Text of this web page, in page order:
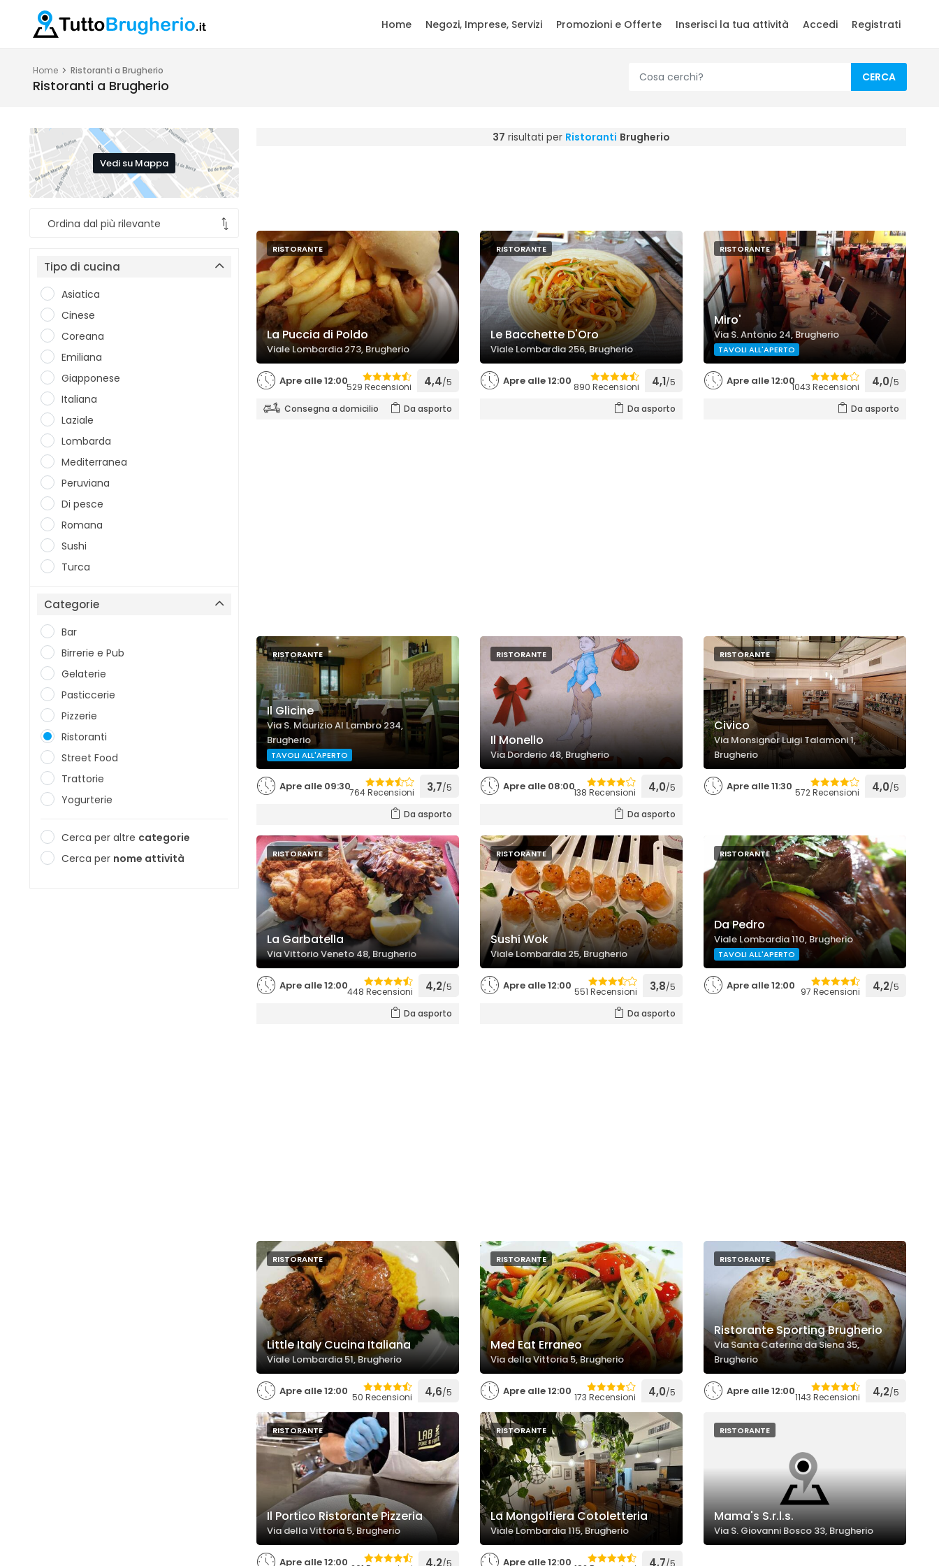
Home Negozi, Imprese, Servizi Promozioni e Offerte Inserisci la tua attività Accedi Registrati
Home Ristoranti a Brugherio
Ristoranti a Brugherio
CERCA
Vedi su Mappa
Tipo di cucina
Asiatica
Cinese
Coreana
Emiliana
Giapponese
Italiana
Laziale
Lombarda
Mediterranea
Peruviana
Di pesce
Romana
Sushi
Turca
Categorie
Bar
Birrerie e Pub
Gelaterie
Pasticcerie
Pizzerie
Ristoranti
Street Food
Trattorie
Yogurterie
Cerca per altre categorie
Cerca per nome attività
37 risultati per Ristoranti Brugherio
RISTORANTE
La Puccia di Poldo
Viale Lombardia 273, Brugherio
Apre alle 12:00529 Recensioni 4,4/5
Consegna a domicilio Da asporto
RISTORANTE
Le Bacchette D'Oro
Viale Lombardia 256, Brugherio
Apre alle 12:00 890 Recensioni 4,1/5
Da asporto
RISTORANTE
Miro'
Via S. Antonio 24, Brugherio
TAVOLI ALL'APERTO
Apre alle 12:001043 Recensioni 4,0/5
Da asporto
RISTORANTE
Il Glicine
Via S. Maurizio Al Lambro 234,
Brugherio
TAVOLI ALL'APERTO
Apre alle 09:30764 Recensioni 3,7/5
Da asporto
RISTORANTE
Il Monello
Via Dorderio 48, Brugherio
Apre alle 08:00138 Recensioni 4,0/5
Da asporto
RISTORANTE
Civico
Via Monsignor Luigi Talamoni 1,
Brugherio
Apre alle 11:30 572 Recensioni 4,0/5
RISTORANTE
La Garbatella
Via Vittorio Veneto 48, Brugherio
Apre alle 12:00448 Recensioni 4,2/5
Da asporto
RISTORANTE
Sushi Wok
Viale Lombardia 25, Brugherio
Apre alle 12:00 551 Recensioni 3,8/5
Da asporto
RISTORANTE
Da Pedro
Viale Lombardia 110, Brugherio
TAVOLI ALL'APERTO
Apre alle 12:00 97 Recensioni 4,2/5
RISTORANTE
Little Italy Cucina Italiana
Viale Lombardia 51, Brugherio
Apre alle 12:00 50 Recensioni 4,6/5
RISTORANTE
Med Eat Erraneo
Via della Vittoria 5, Brugherio
Apre alle 12:00 173 Recensioni 4,0/5
RISTORANTE
Ristorante Sporting Brugherio
Via Santa Caterina da Siena 35,
Brugherio
Apre alle 12:001143 Recensioni 4,2/5
RISTORANTE
Il Portico Ristorante Pizzeria
Via della Vittoria 5, Brugherio
Apre alle 12:00 4,2/5
RISTORANTE
La Mongolfiera Cotoletteria
Viale Lombardia 115, Brugherio
Apre alle 12:00 4,7/5
RISTORANTE
Mama's S.r.l.s.
Via S. Giovanni Bosco 33, Brugherio